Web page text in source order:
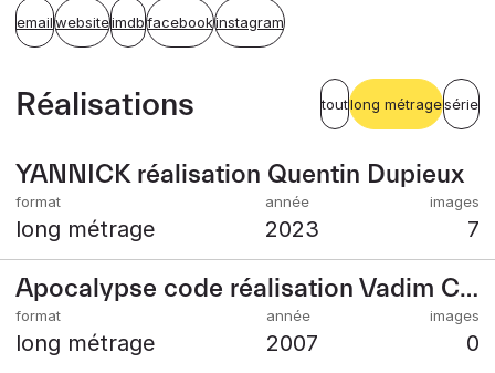
emailwebsiteimdbfacebookinstagram
Réalisations toutlong métragesérie
YANNICK réalisation Quentin Dupieux
long métrage 2023 7
Apocalypse code réalisation Vadim Chmelev
long métrage 2007 0